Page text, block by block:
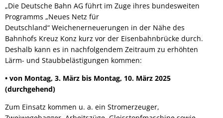
„Die Deutsche Bahn AG führt im Zuge ihres bundesweiten
Programms „Neues Netz für
Deutschland“ Weichenerneuerungen in der Nähe des
Bahnhofs Kreuz Konz kurz vor der Eisenbahnbrücke durch.
Deshalb kann es in nachfolgendem Zeitraum zu erhöhten
Lärm- und Staubbelästigungen kommen:
• von Montag, 3. März bis Montag, 10. März 2025
(durchgehend)
Zum Einsatz kommen u. a. ein Stromerzeuger,